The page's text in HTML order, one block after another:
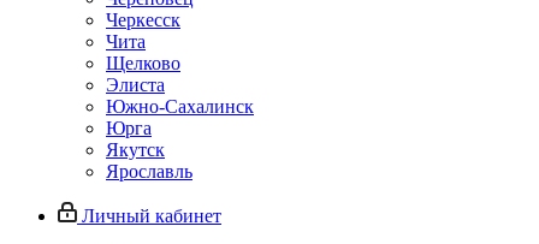
Черкесск
Чита
Щелково
Элиста
Южно-Сахалинск
Юрга
Якутск
Ярославль
Личный кабинет